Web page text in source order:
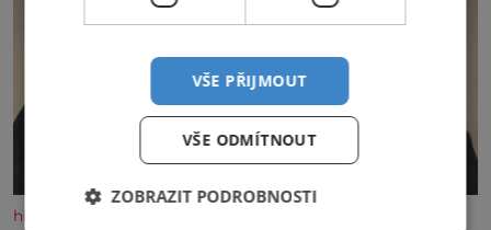
historyplus.cz
VŠE PŘIJMOUT
VŠE ODMÍTNOUT
ZOBRAZIT PODROBNOSTI